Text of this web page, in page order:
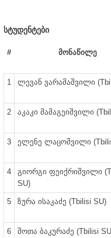
სტუდენტები
# მონაწილე
1 ლევან ვარამაშვილი
2 აკაკი მამაგეიშვილი
3 ელენე ლაცოშვილი
4
გიორგი ფეიქრიშვილი
SU)
5 ზურა ისაკაძე (Tbilisi SU)
6 შოთა ბაკურაძე (Tbilisi